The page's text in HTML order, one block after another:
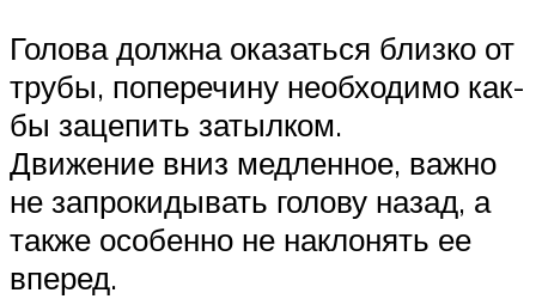
Голова должна оказаться близко от
трубы, поперечину необходимо как-
бы зацепить затылком.
Движение вниз медленное, важно
не запрокидывать голову назад, а
также особенно не наклонять ее
вперед.